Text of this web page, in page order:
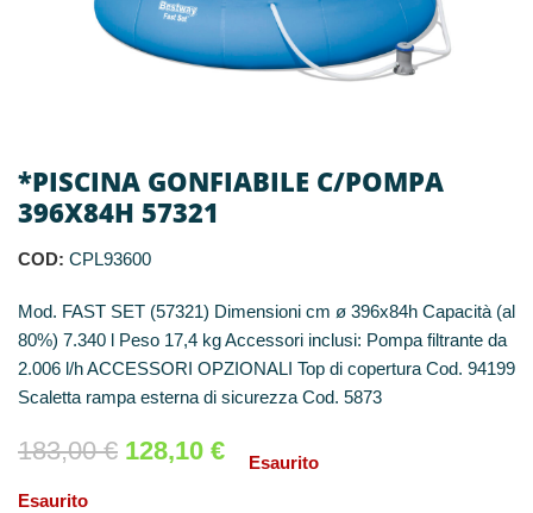
*PISCINA GONFIABILE C/POMPA
396X84H 57321
COD: CPL93600
Mod. FAST SET (57321) Dimensioni cm ø 396x84h Capacità (al
80%) 7.340 l Peso 17,4 kg Accessori inclusi: Pompa filtrante da
2.006 l/h ACCESSORI OPZIONALI Top di copertura Cod. 94199
Scaletta rampa esterna di sicurezza Cod. 5873
183,00€ 128,10 €
Esaurito
Esaurito